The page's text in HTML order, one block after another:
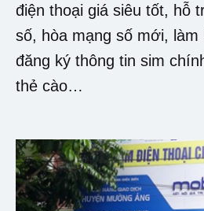
điện thoại giá siêu tốt, hỗ
số, hòa mạng số mới, làm
đăng ký thông tin sim
thẻ cào…